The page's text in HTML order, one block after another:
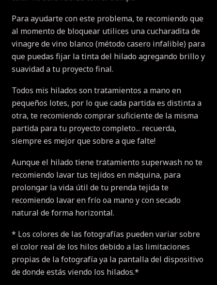
Para ayudarte con este problema, te recomiendo que
al momento de bloquear utilices una cucharadita de
vinagre de vino blanco (método casero infalible) para
que puedas fijar la tinta del hilado agregando brillo y
suavidad a tu proyecto final.
Todos mis hilados son tratamientos a mano en
pequeños lotes, por lo que cada partida es distinta a
otra, te recomiendo comprar suficiente de la misma
partida para tu proyecto completo... recuerda,
siempre es mejor que sobre a que falte!
Aunque el hilado tiene tratamiento superwash no te
recomiendo lavar tus tejidos en máquina, para
prolongar la vida útil de tu prenda tejida te
recomiendo lavar en frío oa mano y con secado
natural de forma horizontal.
* Los colores de las fotografías pueden variar sobre
el color real de los hilos debido a las limitaciones
propias de la fotografía ya la pantalla del dispositivo
de donde estás viendo los hilados.*